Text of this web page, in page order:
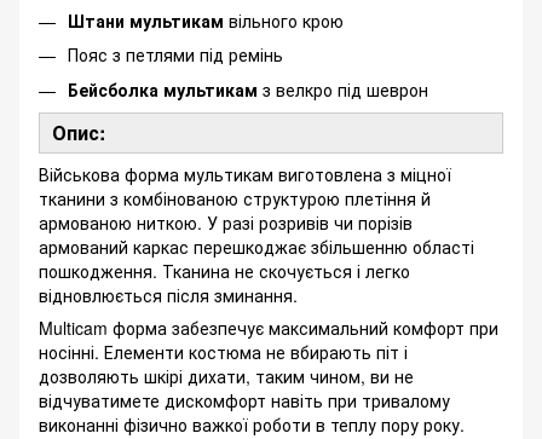
Штани мультикам вільного крою
Пояс з петлями під ремінь
Бейсболка мультикам з велкро під шеврон
Опис:
Військова форма мультикам виготовлена з міцної
тканини з комбінованою структурою плетіння й
армованою ниткою. У разі розривів чи порізів
армований каркас перешкоджає збільшенню області
пошкодження. Тканина не скочується і легко
відновлюється після зминання.
Multicam форма забезпечує максимальний комфорт при
носінні. Елементи костюма не вбирають піт і
дозволяють шкірі дихати, таким чином, ви не
відчуватимете дискомфорт навіть при тривалому
виконанні фізично важкої роботи в теплу пору року.